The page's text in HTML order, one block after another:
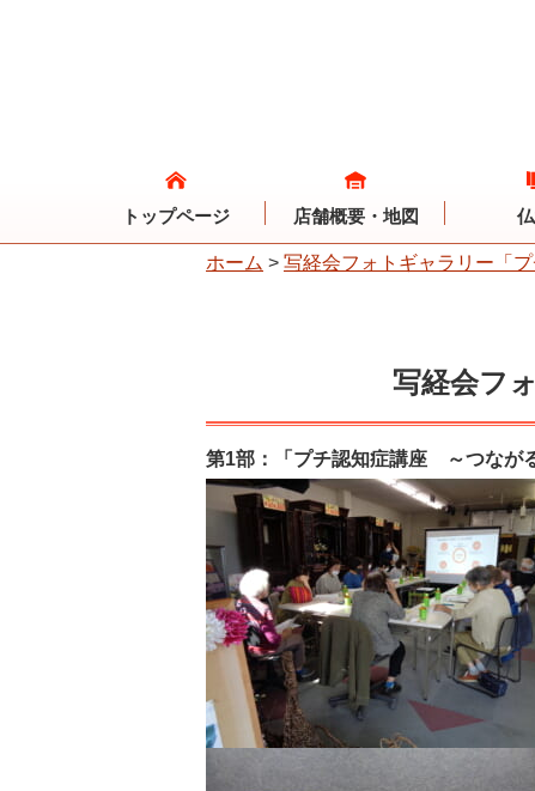
トップページ 店舗概要・地図
ホーム > 写経会フォトギャラリー「
写経会フ
第1部：「プチ認知症講座 ～つなが